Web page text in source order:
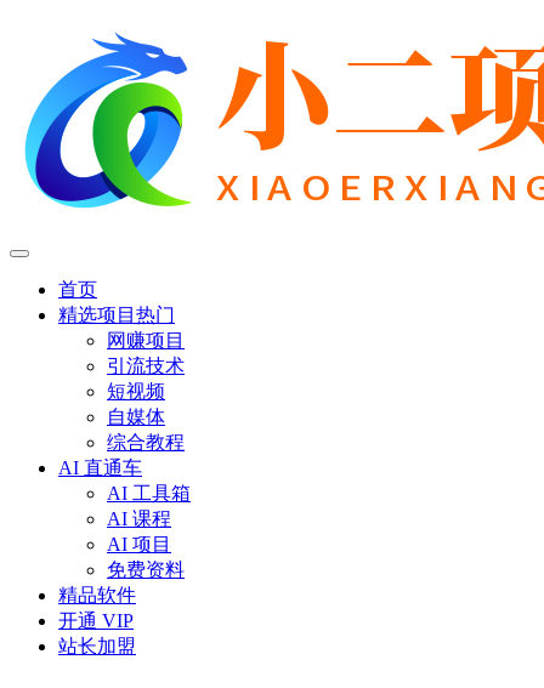
首页
精选项目 热门
网赚项目
引流技术
短视频
自媒体
综合教程
AI 直通车
AI 工具箱
AI 课程
AI 项目
免费资料
精品软件
开通 VIP
站长加盟